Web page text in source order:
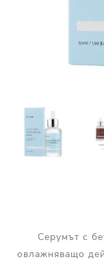
Серумът с
овлажняващо